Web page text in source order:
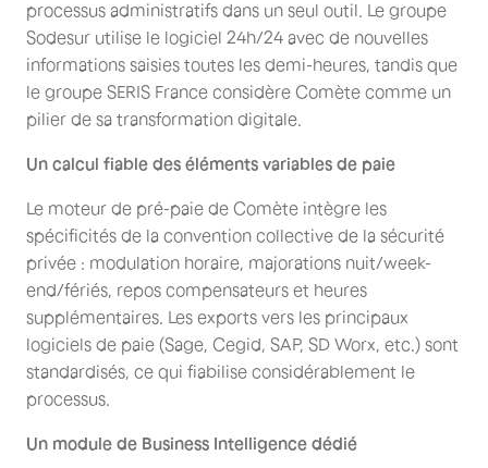
processus administratifs dans un seul outil. Le groupe
Sodesur utilise le logiciel 24h/24 avec de nouvelles
informations saisies toutes les demi-heures, tandis que
le groupe SERIS France considère Comète comme un
pilier de sa transformation digitale.
Un calcul fiable des éléments variables de paie
Le moteur de pré-paie de Comète intègre les
spécificités de la convention collective de la sécurité
privée : modulation horaire, majorations nuit/week-
end/fériés, repos compensateurs et heures
supplémentaires. Les exports vers les principaux
logiciels de paie (Sage, Cegid, SAP, SD Worx, etc.) sont
standardisés, ce qui fiabilise considérablement le
processus.
Un module de Business Intelligence dédié